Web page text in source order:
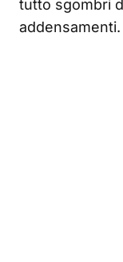
tutto sgombri
addensamenti.